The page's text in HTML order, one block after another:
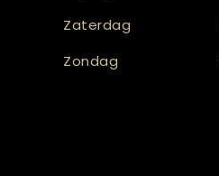
Zaterdag
Zondag